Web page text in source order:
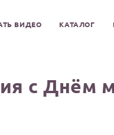
ВИДЕО КАТАЛОГ
с Днём